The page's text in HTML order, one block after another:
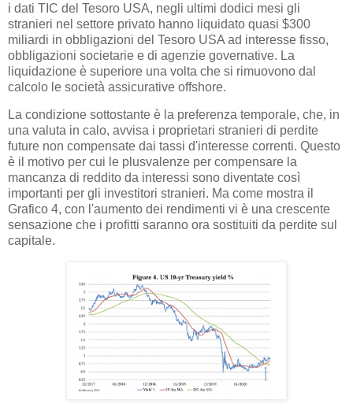
i dati TIC del Tesoro USA, negli ultimi dodici mesi gli
stranieri nel settore privato hanno liquidato quasi $300
miliardi in obbligazioni del Tesoro USA ad interesse fisso,
obbligazioni societarie e di agenzie governative. La
liquidazione è superiore una volta che si rimuovono dal
calcolo le società assicurative offshore.
La condizione sottostante è la preferenza temporale, che, in
una valuta in calo, avvisa i proprietari stranieri di perdite
future non compensate dai tassi d'interesse correnti. Questo
è il motivo per cui le plusvalenze per compensare la
mancanza di reddito da interessi sono diventate così
importanti per gli investitori stranieri. Ma come mostra il
Grafico 4, con l'aumento dei rendimenti vi è una crescente
sensazione che i profitti saranno ora sostituiti da perdite sul
capitale.